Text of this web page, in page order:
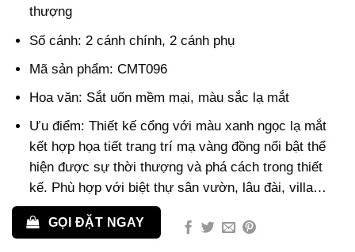
thượng
Số cánh: 2 cánh chính, 2 cánh phụ
Mã sản phẩm: CMT096
Hoa văn: Sắt uốn mềm mại, màu sắc lạ mắt
Ưu điểm: Thiết kế cổng với màu xanh ngọc lạ mắt
kết hợp họa tiết trang trí mạ vàng đồng nổi bật thể
hiện được sự thời thượng và phá cách trong thiết
kế. Phù hợp với biệt thự sân vườn, lâu đài, villa…
GỌI ĐẶT NGAY